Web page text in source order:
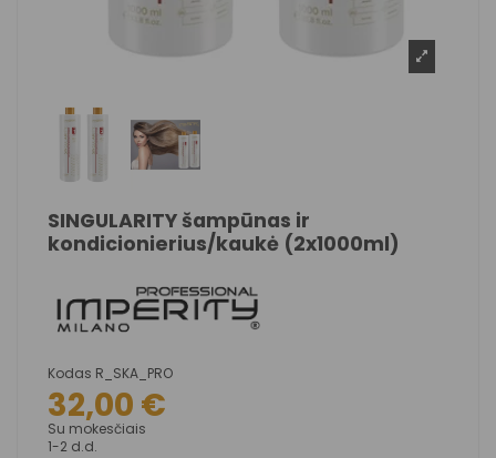
SINGULARITY šampūnas ir
kondicionierius/kaukė (2x1000ml)
Kodas R_SKA_PRO
32,00 €
Su mokesčiais
1-2 d.d.